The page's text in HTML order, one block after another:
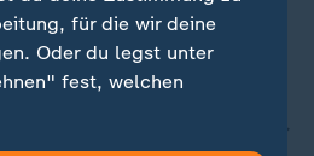
für die wir deine
Oder du legst unter
fest, welchen